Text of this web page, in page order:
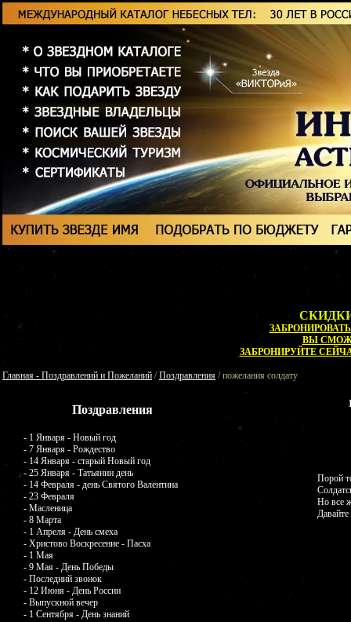
ВЫ
ЗАБРОНИРУЙТЕ
Главная - Поздравлений и Пожеланий /Поздравления / пожелания солдату
Поздравления
- 1 Января - Новый год
- 7 Января - Рождество
- 14 Января - старый Новый год
- 25 Января - Татьянин день
- 14 Февраля - день Святого Валентина
- 23 Февраля
- Масленица
- 8 Марта
- 1 Апреля - День смеха
- Христово Воскресение - Пасха
- 1 Мая
- 9 Мая - День Победы
- Последний звонок
- 12 Июня - День России
- Выпускной вечер
- 1 Сентября - День знаний
Порой
Но все